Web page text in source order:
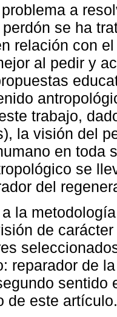
a
se ha
relación con
al pedir y
trabajo,
la visión del
en toda
se
del
la
de
reparador de
sentido
de este artículo.